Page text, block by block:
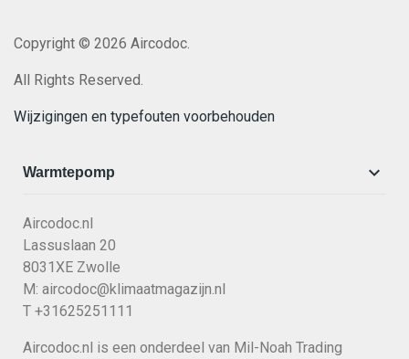
Copyright © 2026 Aircodoc.
All Rights Reserved.
Wijzigingen en typefouten voorbehouden
Warmtepomp 
Aircodoc.nl
Lassuslaan 20
8031XE Zwolle
M: aircodoc@klimaatmagazijn.nl
T +31625251111
Aircodoc.nl is een onderdeel van Mil-Noah Trading